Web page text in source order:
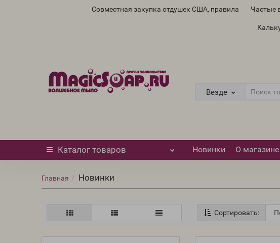
Совместная закупка отдушек США, правила Частые
Везде
Каталог товаров Новинки О магазине
Главная Новинки
Сортировать: